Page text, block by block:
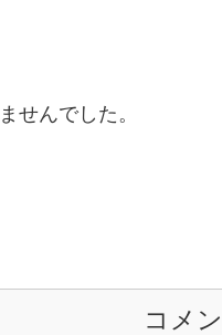
せんでした。
コメ